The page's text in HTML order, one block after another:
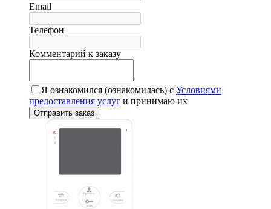
Email
Телефон
Комментарий к заказу
Я ознакомился (ознакомилась) с Условиями
предоставления услуг и принимаю их